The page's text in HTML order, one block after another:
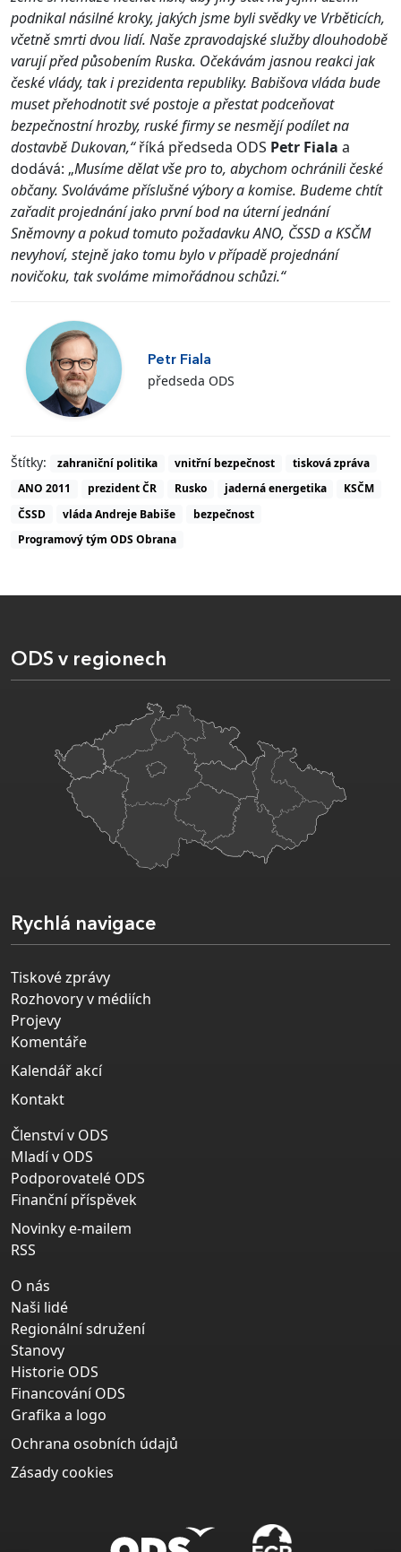
podnikal násilné kroky, jakých jsme byli svědky ve Vrběticích,
včetně smrti dvou lidí. Naše zpravodajské služby dlouhodobě
varují před působením Ruska. Očekávám jasnou reakci jak
české vlády, tak i prezidenta republiky. Babišova vláda bude
muset přehodnotit své postoje a přestat podceňovat
bezpečnostní hrozby, ruské firmy se nesmějí podílet na
dostavbě Dukovan,“říká předseda ODS Petr Fiala a
dodává: „Musíme dělat vše pro to, abychom ochránili české
občany. Svoláváme příslušné výbory a komise. Budeme chtít
zařadit projednání jako první bod na úterní jednání
Sněmovny a pokud tomuto požadavku ANO, ČSSD a KSČM
nevyhoví, stejně jako tomu bylo v případě projednání
novičoku, tak svoláme mimořádnou schůzi.“
Petr Fiala
předseda ODS
Štítky: zahraniční politika vnitřní bezpečnost
tisková zpráva
ANO 2011
prezident ČR Rusko jaderná energetika
KSČM
ČSSD
vláda Andreje Babiše
bezpečnost
Programový tým ODS Obrana
ODS v regionech
Rychlá navigace
Tiskové zprávy
Rozhovory v médiích
Projevy
Komentáře
Kalendář akcí
Kontakt
Členství v ODS
Mladí v ODS
Podporovatelé ODS
Finanční příspěvek
Novinky e-mailem
RSS
O nás
Naši lidé
Regionální sdružení
Stanovy
Historie ODS
Financování ODS
Grafika a logo
Ochrana osobních údajů
Zásady cookies